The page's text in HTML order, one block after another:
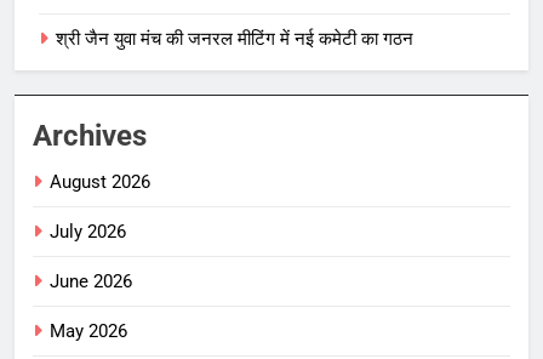
श्री जैन युवा मंच की जनरल मीटिंग में नई कमेटी का गठन
Archives
August 2026
July 2026
June 2026
May 2026